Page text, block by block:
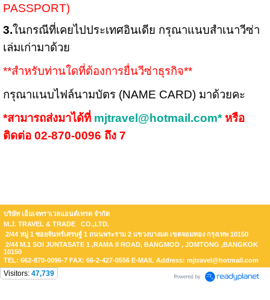
PASSPORT)
3.ในกรณีที่เคยไปประเทศอินเดีย กรุณาแนบสำเนาวีซ่า
เล่มเก่ามาด้วย
**สำหรับท่านใดที่ต้องการยื่นวีซ่าธุรกิจ**
กรุณาแนบไฟล์นามบัตร (NAME CARD) มาด้วยคะ
*สามารถส่งมาได้ที่ mjtravel@hotmail.com*หรือ
ติดต่อ 02-870-0096 ถึง 7
บริษัท เอ็มเจทราเวลแอนด์เทรด จำกัด
M.J. TRAVEL & TRADE CO.,LTD.
2/44 หมู่ 1 ซอยจันทร์เศรษฐ์ 1 ถนนพระราม 2 แขวงบางมด เขตจอมทอง กรุงเทพ 10150
2/44 M.1 SOI JUNTASATE 1 ,RAMA II ROAD, BANGMOD , JOMTONG ,BANGKOK
10150
TEL: 662-870-0096-7 FAX: 66-2-427-0556 E-MAIL Address: mjtravel@hotmail.com
Visitors: 47,739